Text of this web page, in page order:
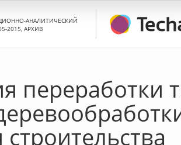
АНАЛИТИЧЕСКИЙ
2015, АРХИВ
переработки